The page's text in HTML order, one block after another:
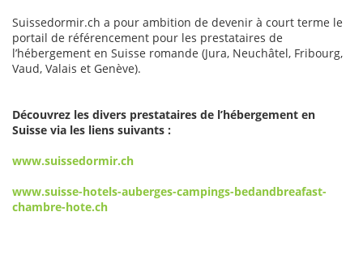
Suissedormir.ch a pour ambition de devenir à court terme le
portail de référencement pour les prestataires de
l’hébergement en Suisse romande (Jura, Neuchâtel, Fribourg,
Vaud, Valais et Genève).
Découvrez les divers prestataires de l’hébergement en
Suisse via les liens suivants :
www.suissedormir.ch
www.suisse-hotels-auberges-campings-bedandbreafast-
chambre-hote.ch